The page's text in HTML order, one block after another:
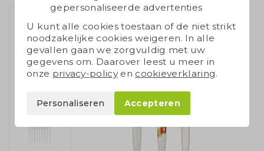
gepersonaliseerde advertenties
U kunt alle cookies toestaan of de niet strikt
noodzakelijke cookies weigeren. In alle
gevallen gaan we zorgvuldig met uw
gegevens om. Daarover leest u meer in
onze privacy-policyen cookieverklaring.
Personaliseren Accepteren